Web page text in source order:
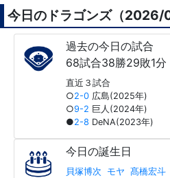
今日のドラゴンズ（2026/
過去の今日の試合
68試合38勝29敗1分
直近３試合
○2-0広島(2025年)
○9-2 巨人(2024年)
●2-8 DeNA(2023年)
今日の誕生日
貝塚博次 モヤ 髙橋宏斗